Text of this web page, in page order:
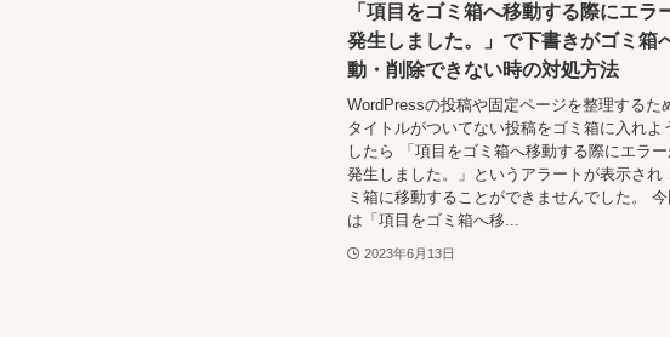
「項目をゴミ箱へ移動する際にエラ
発生しました。」で下書きがゴミ箱
動・削除できない時の対処方法
WordPressの投稿や固定ページを整理するた
タイトルがついてない投稿をゴミ箱に入れよ
したら 「項目をゴミ箱へ移動する際にエラ
発生しました。」というアラートが表示され
ミ箱に移動することができませんでした。 今
は「項目をゴミ箱へ移...
2023年6月13日